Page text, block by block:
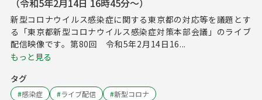
（令和5年2月14日 16時45分～）
新型コロナウイルス感染症に関する東京都の対応等を議題とす
る「東京都新型コロナウイルス感染症対策本部会議」のライブ
配信映像です。第80回 令和5年2月14日16...
もっと見る
タグ
#感染症 #ライブ配信 #新型コロナ